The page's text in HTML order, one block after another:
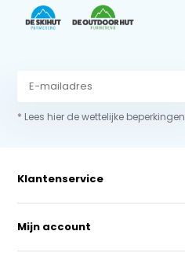
* Lees hier de wettelijke beperkingen
Klantenservice
Mijn account